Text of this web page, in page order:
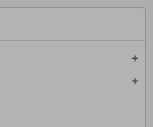
add
add